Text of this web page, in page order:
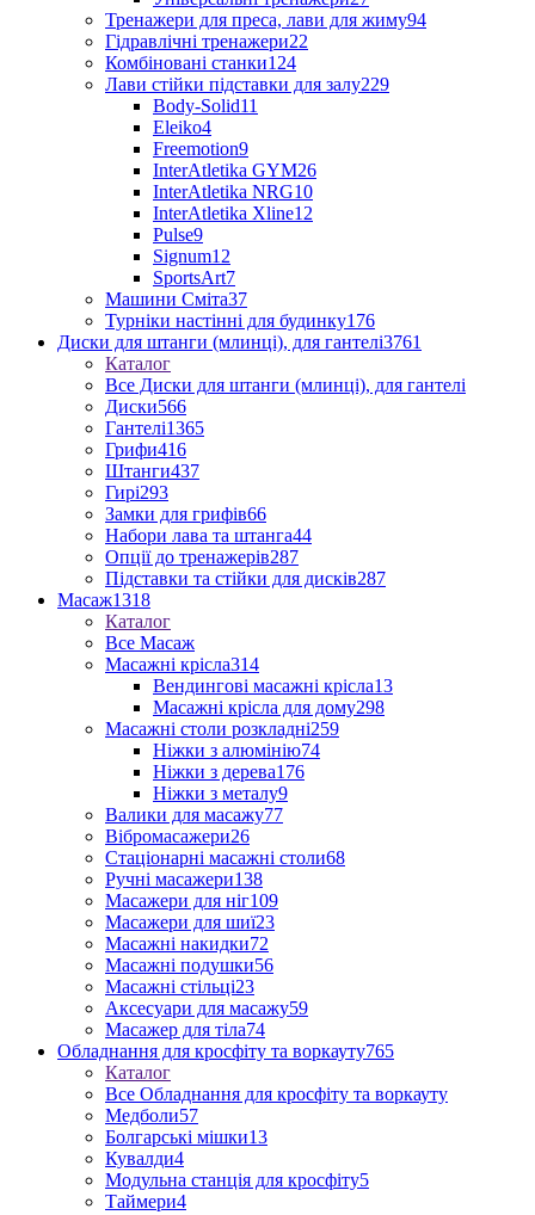
Тренажери для преса, лави для жиму94
Гідравлічні тренажери22
Комбіновані станки124
Лави стійки підставки для залу229
Body-Solid11
Eleiko4
Freemotion9
InterAtletika GYM26
InterAtletika NRG10
InterAtletika Xline12
Pulse9
Signum12
SportsArt7
Машини Сміта37
Турніки настінні для будинку176
Диски для штанги (млинці), для гантелі3761
Каталог
Все Диски для штанги (млинці), для гантелі
Диски566
Гантелі1365
Грифи416
Штанги437
Гирі293
Замки для грифів66
Набори лава та штанга44
Опції до тренажерів287
Підставки та стійки для дисків287
Масаж1318
Каталог
Все Масаж
Масажні крісла314
Вендингові масажні крісла13
Масажні крісла для дому298
Масажні столи розкладні259
Ніжки з алюмінію74
Ніжки з дерева176
Ніжки з металу9
Валики для масажу77
Вібромасажери26
Стаціонарні масажні столи68
Ручні масажери138
Масажери для ніг109
Масажери для шиї23
Масажні накидки72
Масажні подушки56
Масажні стільці23
Аксесуари для масажу59
Масажер для тіла74
Обладнання для кросфіту та воркауту765
Каталог
Все Обладнання для кросфіту та воркауту
Медболи57
Болгарські мішки13
Кувалди4
Модульна станція для кросфіту5
Таймери4